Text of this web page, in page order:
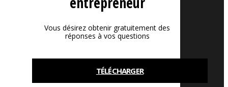
Vous désirez obtenir gratuitement des
réponses à vos questions
TÉLÉCHARGER